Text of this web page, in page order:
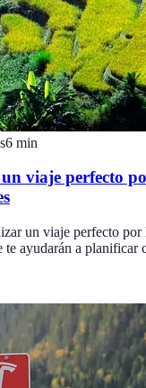
6 min
viaje perfecto
un viaje perfecto por
te ayudarán a planificar